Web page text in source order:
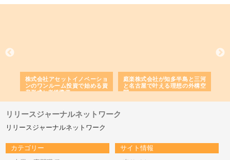
株式会社アセットイノベーショ
ンのワンルーム投資で始める資
産形成と老後準備
庭楽株式会社が知多半島と三河
と名古屋で叶える理想の外構空
間
リリースジャーナルネットワーク
リリースジャーナルネットワーク
カテゴリー
サイト情報